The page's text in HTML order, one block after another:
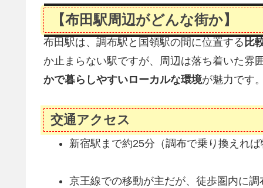
【布田駅周辺がどんな街か】
布田駅は、調布駅と国領駅の間に位置する 比
か止まらない駅ですが、周辺は落ち着いた雰
かで暮らしやすいローカルな環境が魅力です
交通アクセス
新宿駅まで約25分（調布で乗り換えれ
京王線での移動が主だが、徒歩圏内に